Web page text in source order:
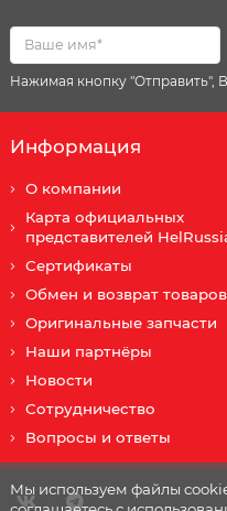
Мы используем файлы
Нажимая кнопку "Отправить",
Информация
О компании
Карта официальных
представителей
Сертификаты
Обмен и возврат товаров
Оригинальные запчасти
Наши партнёры
Новости
Сотрудничество
Вопросы и ответы